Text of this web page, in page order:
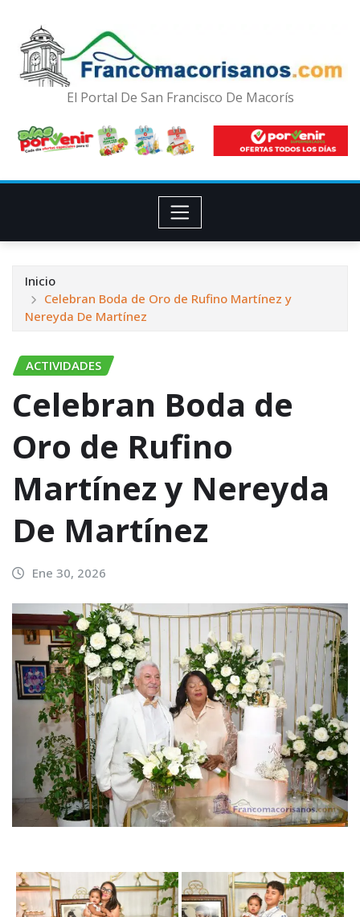
El Portal De San Francisco De Macorís
Inicio
Celebran Boda de Oro de Rufino Martínez y
Nereyda De Martínez
ACTIVIDADES
Celebran Boda de
Oro de Rufino
Martínez y Nereyda
De Martínez
Ene 30, 2026